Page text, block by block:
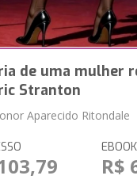
de uma mulher
Stranton
Aparecido Ritondale
EBOOK
R$